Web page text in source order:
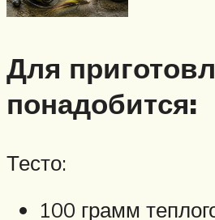
Для
понадобится:
Тесто:
100 грамм